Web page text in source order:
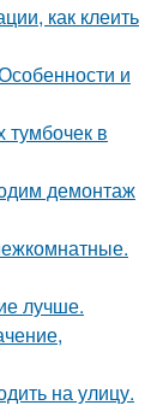
как клеить
и
в
демонтаж
лучше.
на улицу.